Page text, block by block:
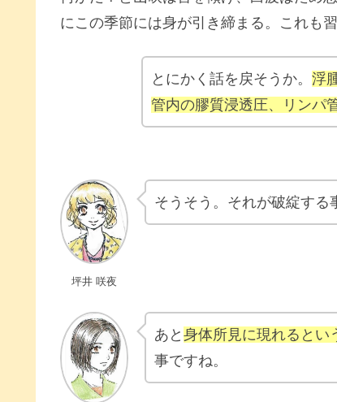
にこの季節には身が引き締まる。これも
とにかく話を戻そうか。 浮
管内の膠質浸透圧、リンパ
坪井 咲夜
そうそう。それが破綻する
あと 身体所見に現れるとい
事ですね。